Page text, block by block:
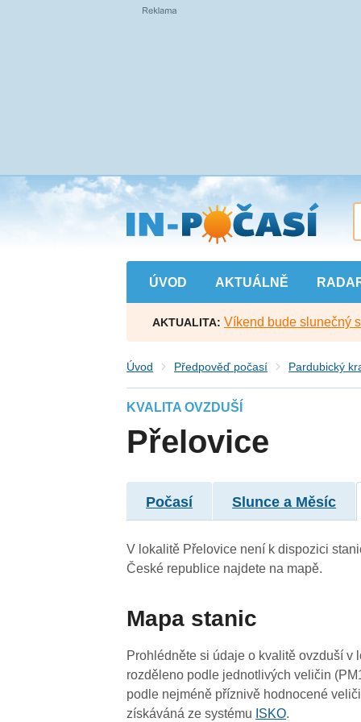
Přejít
na
hlavní
obsah
ÚVOD AKTUÁLNĚ
AKTUALITA: Víkend bude slunečný
Úvod Předpověď počasí Pardubický
KVALITA OVZDUŠÍ
Přelovice
Počasí Slunce a Měsíc
V lokalitě Přelovice není k dispozici
České republice najdete na mapě.
Mapa stanic
Prohlédněte si údaje o kvalitě ovzduší
rozděleno podle jednotlivých veličin
podle nejméně příznivě hodnocené
získáváná ze systému ISKO.
-
3
-
3